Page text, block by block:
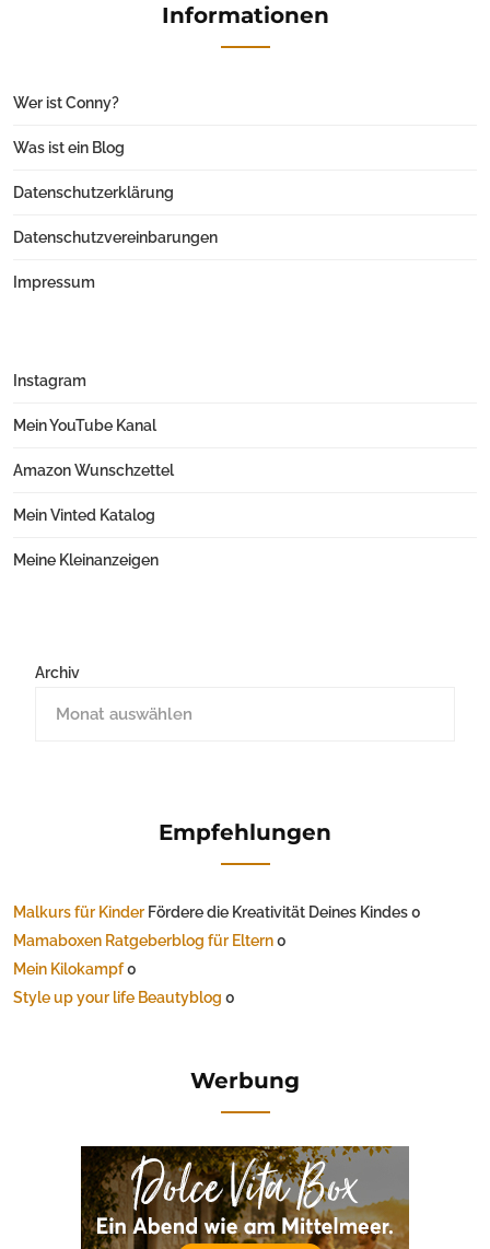
Informationen
Wer ist Conny?
Was ist ein Blog
Datenschutzerklärung
Datenschutzvereinbarungen
Impressum
Instagram
Mein YouTube Kanal
Amazon Wunschzettel
Mein Vinted Katalog
Meine Kleinanzeigen
Archiv
Empfehlungen
Malkurs für Kinder Fördere die Kreativität Deines Kindes 0
Mamaboxen Ratgeberblog für Eltern0
Mein Kilokampf0
Style up your life Beautyblog 0
Werbung